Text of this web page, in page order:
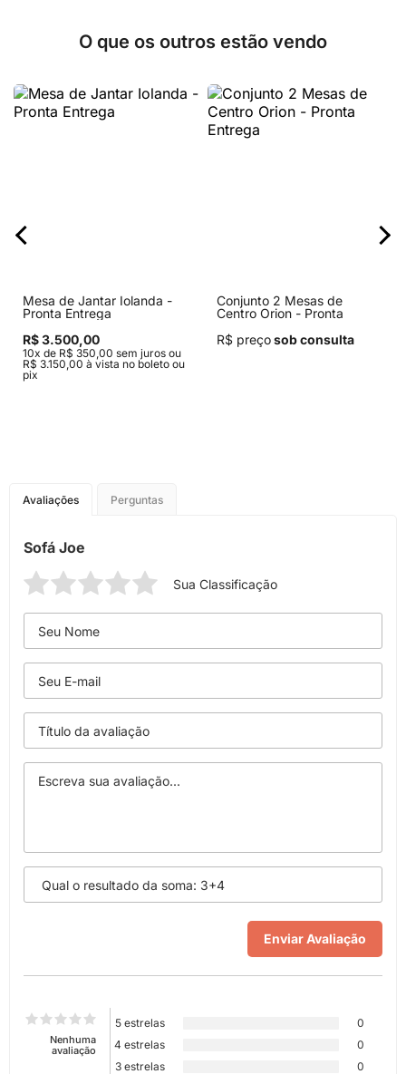
O que os outros estão vendo
Mesa de Jantar Iolanda -
Pronta Entrega
R$ 3.500,00
10x de R$ 350,00 sem juros ou
R$ 3.150,00 à vista no boleto ou
pix
Conjunto 2 Mesas de
Centro Orion - Pronta
R$ preçosob consulta
Avaliações Perguntas
Sofá Joe
Sua Classificação
Nenhuma
avaliação
5 estrelas
0
4 estrelas
0
3 estrelas
0